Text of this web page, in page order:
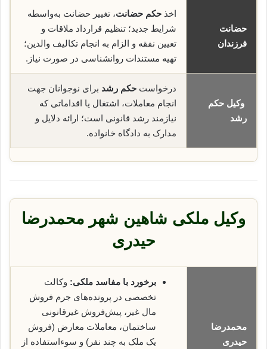
حضانت
فرزندان
اخذ حکم حضانت، تغییر حضانت به‌واسطه
شرایط جدید؛ تنظیم قرارداد ملاقات و
تعیین نفقه و الزام به انجام تکالیف والدین؛
تهیه مستندات روانشناسی در صورت نیاز.
وکیل حکم
رشد
درخواست حکم رشد برای نوجوانان جهت
انجام معاملات، اشتغال یا اقداماتی که
نیازمند رشد قانونی است؛ ارائه دلایل و
مدارک به دادگاه خانواده.
وکیل ملکی شاهین شهر محمدرضا
حیدری
محمدرضا
حیدری
برخورد با مفاسد ملکی: وکالت
تخصصی در پرونده‌های جرم فروش
مال غیر، پیش‌فروش غیرقانونی
ساختمان، معاملات معارض (فروش
یک ملک به چند نفر) و سوءاستفاده از